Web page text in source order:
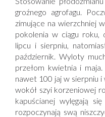
groźnego agrofagu.
zimujące na wierzchniej
pokolenia w ciągu roku,
lipcu i sierpniu,
październik. Wyloty
przełom kwietnia i
nawet 100 jaj w sierpniu i
wokół szyi korzeniowej
kapuścianej wylęgają
rozpoczynają swą